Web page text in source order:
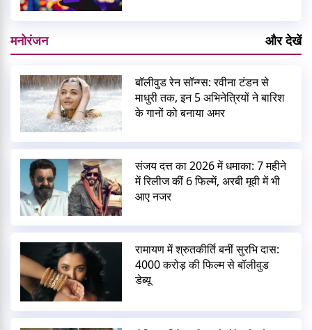
मनोरंजन और देखें
बॉलीवुड रेन सॉन्ग्स: रवीना टंडन से
माधुरी तक, इन 5 अभिनेत्रियों ने बारिश
के गानों को बनाया अमर
संजय दत्त का 2026 में धमाका: 7 महीने
में रिलीज कीं 6 फिल्में, अरबी मूवी में भी
आए नजर
रामायण में श्रुतकीर्ति बनीं सुरभि दास:
4000 करोड़ की फिल्म से बॉलीवुड
डेब्यू